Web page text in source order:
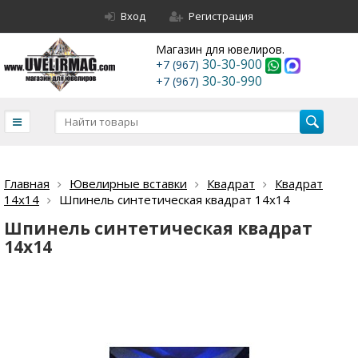
Вход Регистрация
Магазин для ювелиров.
+7 (967) 30-30-900
+7 (967) 30-30-990
Главная Ювелирные вставки Квадрат
Квадрат
14х14
Шпинель синтетическая квадрат 14х14
Шпинель синтетическая квадрат
14х14